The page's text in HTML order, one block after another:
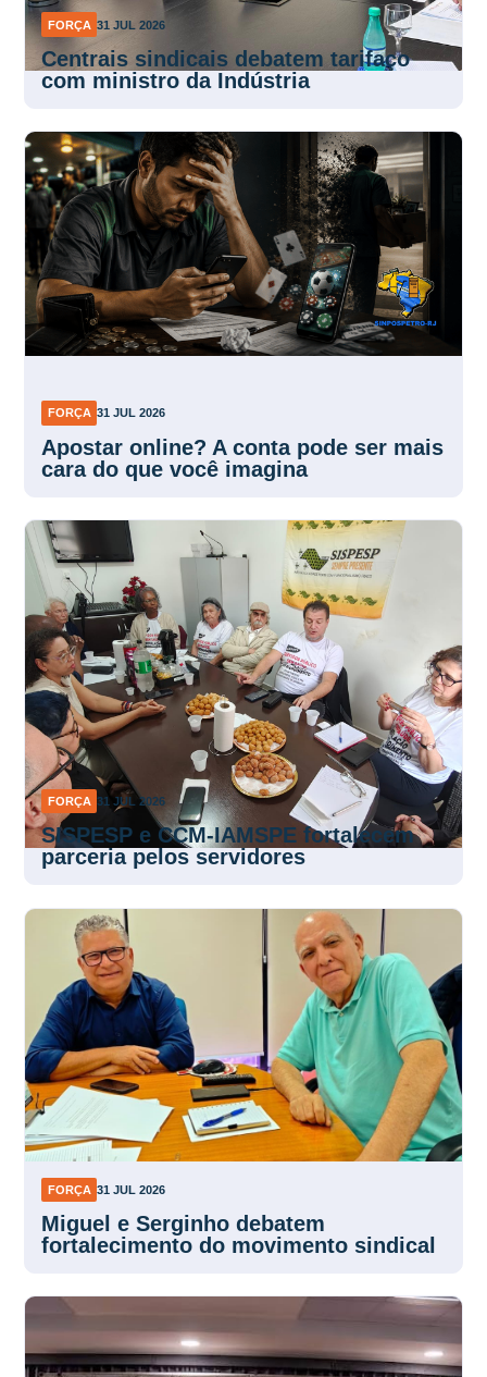
FORÇA 31 JUL 2026
Centrais sindicais debatem tarifaço
com ministro da Indústria
FORÇA 31 JUL 2026
Apostar online? A conta pode ser mais
cara do que você imagina
FORÇA 31 JUL 2026
SISPESP e CCM-IAMSPE fortalecem
parceria pelos servidores
FORÇA 31 JUL 2026
Miguel e Serginho debatem
fortalecimento do movimento sindical